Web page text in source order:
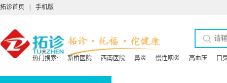
拓诊首页 手机版
热门搜索: 新桥医院 西南医院 鼻炎 慢性咽炎 高血压 口